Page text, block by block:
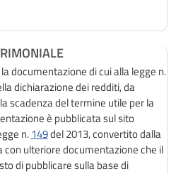
documentazione di cui alla legge n.
dichiarazione dei redditi, da
scadenza del termine utile per la
è pubblicata sul sito
n.149del 2013, convertito dalla
ulteriore documentazione che il
di pubblicare sulla base di